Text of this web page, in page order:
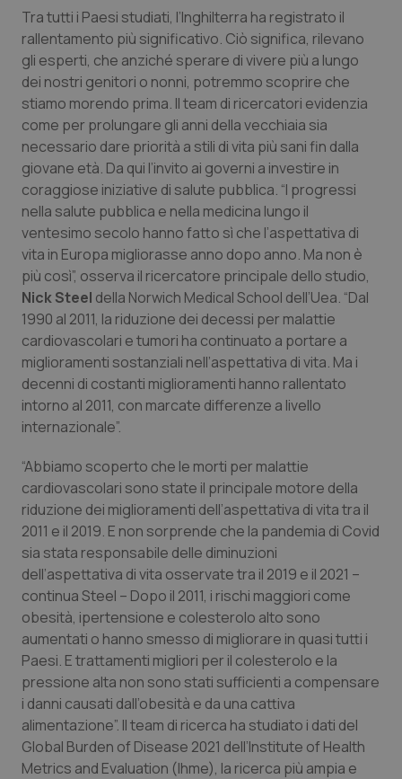
Provincia Autonoma di Bolzano
Provincia Autonoma di Trento
Puglia
Sardegna
Sicilia
Toscana
Umbria
Valle D’Aosta
Veneto
Infezioni & Febbre
Ipertensione & Scompenso
Malattie rare
Malattia di Crohn & Rettocolite Ulcerosa
Neuroscienze & patologie neurodegenerative
Obesità
Oftalmologia
Oncodermatologia
Oncoematologia
Oncologia & Nutrizione
Psoriasi & pelle
Quotidiano Cardiologia
Quotidiano Chirurgia
Quotidiano Oncologia
Quotidiano Pediatria
Rene & patologie urogenitali
Tra tutti i Paesi studiati, l’Inghilterra ha registrato il
rallentamento più significativo. Ciò significa, rilevano
gli esperti, che anziché sperare di vivere più a lungo
dei nostri genitori o nonni, potremmo scoprire che
stiamo morendo prima. Il team di ricercatori evidenzia
come per prolungare gli anni della vecchiaia sia
necessario dare priorità a stili di vita più sani fin dalla
giovane età. Da qui l’invito ai governi a investire in
coraggiose iniziative di salute pubblica. “I progressi
nella salute pubblica e nella medicina lungo il
ventesimo secolo hanno fatto sì che l’aspettativa di
vita in Europa migliorasse anno dopo anno. Ma non è
più così”, osserva il ricercatore principale dello studio,
Nick Steel della Norwich Medical School dell’Uea. “Dal
1990 al 2011, la riduzione dei decessi per malattie
cardiovascolari e tumori ha continuato a portare a
miglioramenti sostanziali nell’aspettativa di vita. Ma i
decenni di costanti miglioramenti hanno rallentato
intorno al 2011, con marcate differenze a livello
internazionale”.
“Abbiamo scoperto che le morti per malattie
cardiovascolari sono state il principale motore della
riduzione dei miglioramenti dell’aspettativa di vita tra il
2011 e il 2019. E non sorprende che la pandemia di Covid
sia stata responsabile delle diminuzioni
dell’aspettativa di vita osservate tra il 2019 e il 2021 –
continua Steel – Dopo il 2011, i rischi maggiori come
obesità, ipertensione e colesterolo alto sono
aumentati o hanno smesso di migliorare in quasi tutti i
Paesi. E trattamenti migliori per il colesterolo e la
pressione alta non sono stati sufficienti a compensare
i danni causati dall’obesità e da una cattiva
alimentazione”. Il team di ricerca ha studiato i dati del
Global Burden of Disease 2021 dell’Institute of Health
Metrics and Evaluation (Ihme), la ricerca più ampia e